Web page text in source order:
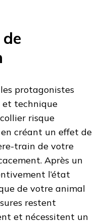
protagonistes
et technique
risque
créant un effet de
train de votre
Après un
l’état
de votre animal
restent
et nécessitent un